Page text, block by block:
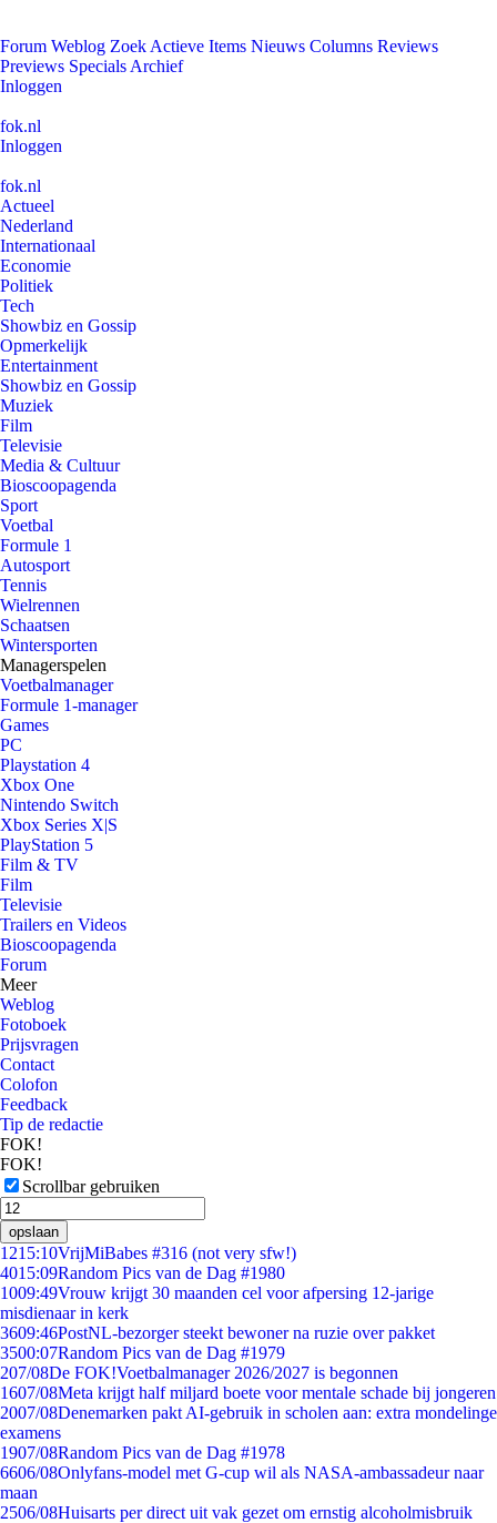
Forum Weblog Zoek Actieve Items Nieuws Columns Reviews
Previews Specials Archief
Inloggen
fok.nl
Inloggen
fok.nl
Actueel
Nederland
Internationaal
Economie
Politiek
Tech
Showbiz en Gossip
Opmerkelijk
Entertainment
Showbiz en Gossip
Muziek
Film
Televisie
Media & Cultuur
Bioscoopagenda
Sport
Voetbal
Formule 1
Autosport
Tennis
Wielrennen
Schaatsen
Wintersporten
Managerspelen
Voetbalmanager
Formule 1-manager
Games
PC
Playstation 4
Xbox One
Nintendo Switch
Xbox Series X|S
PlayStation 5
Film & TV
Film
Televisie
Trailers en Videos
Bioscoopagenda
Forum
Meer
Weblog
Fotoboek
Prijsvragen
Contact
Colofon
Feedback
Tip de redactie
FOK!
FOK!
Scrollbar gebruiken
opslaan
1215:10VrijMiBabes #316 (not very sfw!)
4015:09Random Pics van de Dag #1980
1009:49Vrouw krijgt 30 maanden cel voor afpersing 12-jarige
misdienaar in kerk
3609:46PostNL-bezorger steekt bewoner na ruzie over pakket
3500:07Random Pics van de Dag #1979
207/08De FOK!Voetbalmanager 2026/2027 is begonnen
1607/08Meta krijgt half miljard boete voor mentale schade bij jongeren
2007/08Denemarken pakt AI-gebruik in scholen aan: extra mondelinge
examens
1907/08Random Pics van de Dag #1978
6606/08Onlyfans-model met G-cup wil als NASA-ambassadeur naar
maan
2506/08Huisarts per direct uit vak gezet om ernstig alcoholmisbruik